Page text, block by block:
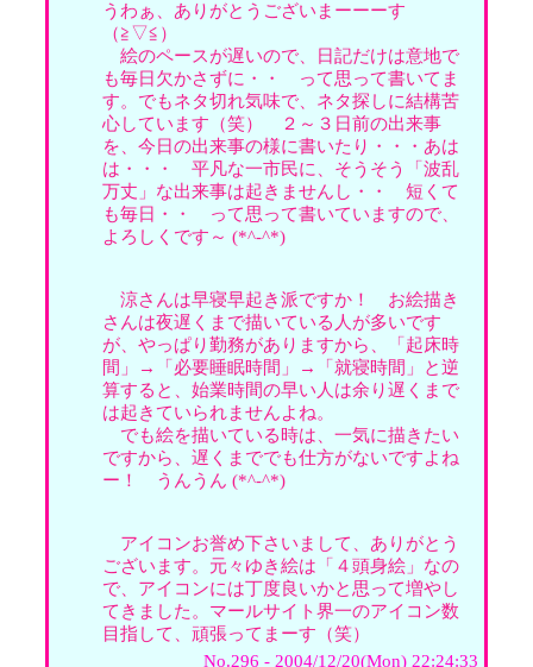
うわぁ、ありがとうございまーーーす
（≧▽≦）
絵のペースが遅いので、日記だけは意地で
も毎日欠かさずに・・ って思って書いてま
す。でもネタ切れ気味で、ネタ探しに結構苦
心しています（笑） ２～３日前の出来事
を、今日の出来事の様に書いたり・・・あは
は・・・ 平凡な一市民に、そうそう「波乱
万丈」な出来事は起きませんし・・ 短くて
も毎日・・ って思って書いていますので、
よろしくです～ (*^-^*)
涼さんは早寝早起き派ですか！ お絵描き
さんは夜遅くまで描いている人が多いです
が、やっぱり勤務がありますから、「起床時
間」→「必要睡眠時間」→「就寝時間」と逆
算すると、始業時間の早い人は余り遅くまで
は起きていられませんよね。
でも絵を描いている時は、一気に描きたい
ですから、遅くまででも仕方がないですよね
ー！ うんうん (*^-^*)
アイコンお誉め下さいまして、ありがとう
ございます。元々ゆき絵は「４頭身絵」なの
で、アイコンには丁度良いかと思って増やし
てきました。マールサイト界一のアイコン数
目指して、頑張ってまーす（笑）
No.296 - 2004/12/20(Mon) 22:24:33